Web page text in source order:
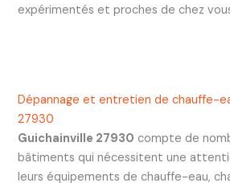
expérimentés et proches de chez
Dépannage et entretien de chauffe-
27930
Guichainville 27930 compte de
bâtiments qui nécessitent une
leurs équipements de chauffe-eau,